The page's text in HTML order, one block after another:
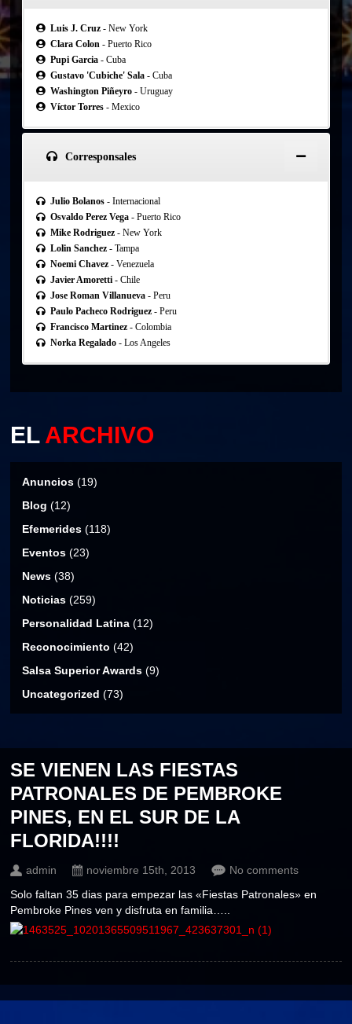
Luis J. Cruz- New York
Clara Colon- Puerto Rico
Pupi Garcia- Cuba
Gustavo 'Cubiche' Sala- Cuba
Washington Piñeyro - Uruguay
Víctor Torres - Mexico
Corresponsales
Julio Bolanos- Internacional
Osvaldo Perez Vega- Puerto Rico
Mike Rodriguez- New York
Lolin Sanchez- Tampa
Noemi Chavez- Venezuela
Javier Amoretti- Chile
Jose Roman Villanueva- Peru
Paulo Pacheco Rodriguez- Peru
Francisco Martinez- Colombia
Norka Regalado- Los Angeles
ELARCHIVO
Anuncios (19)
Blog (12)
Efemerides (118)
Eventos (23)
News (38)
Noticias (259)
Personalidad Latina (12)
Reconocimiento (42)
Salsa Superior Awards (9)
Uncategorized (73)
SE VIENEN LAS FIESTAS
PATRONALES DE PEMBROKE
PINES, EN EL SUR DE LA
FLORIDA!!!!
admin noviembre 15th, 2013
No comments
Solo faltan 35 dias para empezar las «Fiestas Patronales» en
Pembroke Pines ven y disfruta en familia…..